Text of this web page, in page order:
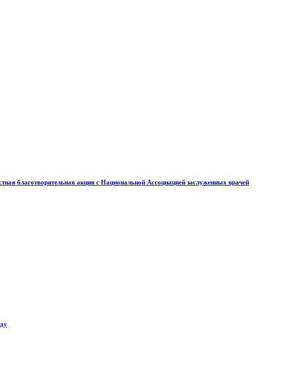
благотворительная акция с Национальной Ассоциацией заслуженных врачей